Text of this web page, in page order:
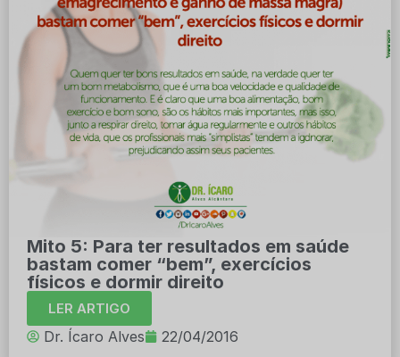
Mito 5: Para ter resultados em saúde
bastam comer “bem”, exercícios
físicos e dormir direito
LER ARTIGO
Dr. Ícaro Alves 22/04/2016